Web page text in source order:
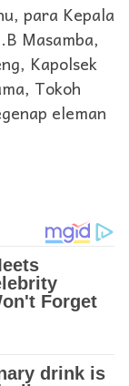
para Kepala
Masamba,
Kapolsek
Tokoh
eleman